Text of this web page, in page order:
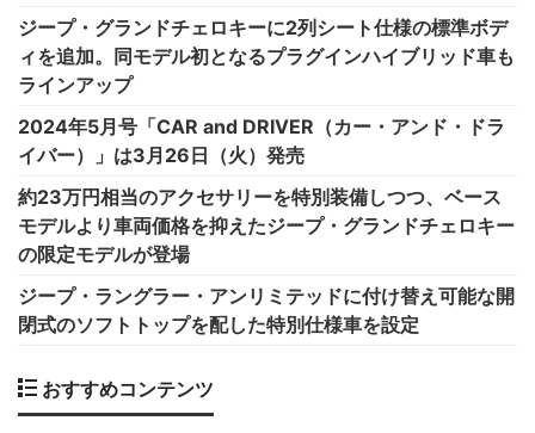
ジープ・グランドチェロキーに2列シート仕様の標準ボデ
ィを追加。同モデル初となるプラグインハイブリッド車も
ラインアップ
2024年5月号「CAR and DRIVER（カー・アンド・ドラ
イバー）」は3月26日（火）発売
約23万円相当のアクセサリーを特別装備しつつ、ベース
モデルより車両価格を抑えたジープ・グランドチェロキー
の限定モデルが登場
ジープ・ラングラー・アンリミテッドに付け替え可能な開
閉式のソフトトップを配した特別仕様車を設定
おすすめコンテンツ